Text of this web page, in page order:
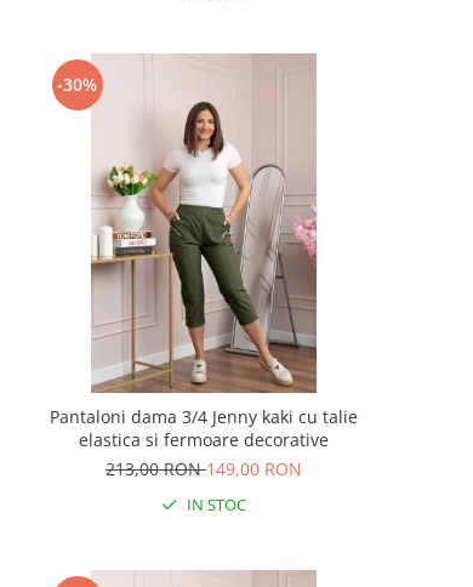
-30%
Pantaloni dama 3/4 Jenny kaki cu talie
elastica si fermoare decorative
213,00 RON149,00 RON
IN STOC